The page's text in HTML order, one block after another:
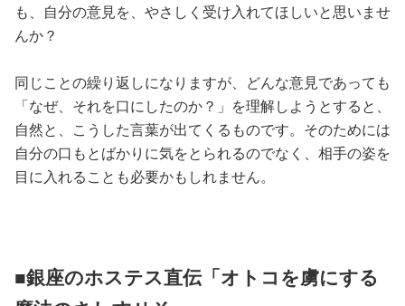
も、自分の意見を、やさしく受け入れてほしいと思いませ
んか？
同じことの繰り返しになりますが、どんな意見であっても
「なぜ、それを口にしたのか？」を理解しようとすると、
自然と、こうした言葉が出てくるものです。そのためには
自分の口もとばかりに気をとられるのでなく、相手の姿を
目に入れることも必要かもしれません。
■銀座のホステス直伝「オトコを虜にする